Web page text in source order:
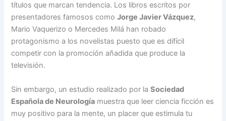
títulos que marcan tendencia. Los libros escritos por
presentadores famosos comoJorge Javier Vázquez,
Mario Vaquerizo o Mercedes Milá han robado
protagonismo a los novelistas puesto que es difícil
competir con la promoción añadida que produce la
televisión.
Sin embargo, un estudio realizado por laSociedad
Española de Neurología muestra que leer ciencia ficción es
muy positivo para la mente, un placer que estimula tu